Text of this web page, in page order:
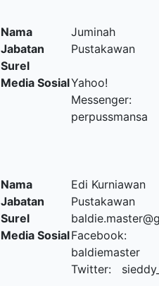
Nama
Juminah
Jabatan
Pustakawan
Surel
Media SosialYahoo!
Messenger:
perpussmansa
Nama
Edi Kurniawan
Jabatan
Pustakawan
Surel
Media SosialFacebook:
baldiemaster
Twitter: